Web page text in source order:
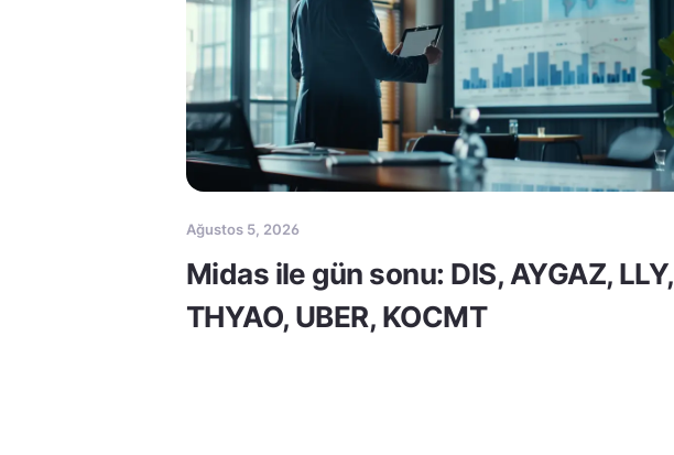
Ağustos 5, 2026
Midas ile gün sonu: DIS, AYGAZ, LLY,
THYAO, UBER, KOCMT